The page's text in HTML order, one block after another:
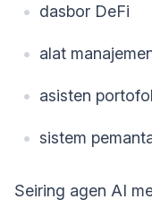
dasbor DeFi
alat
asisten
sistem
Seiring agen AI